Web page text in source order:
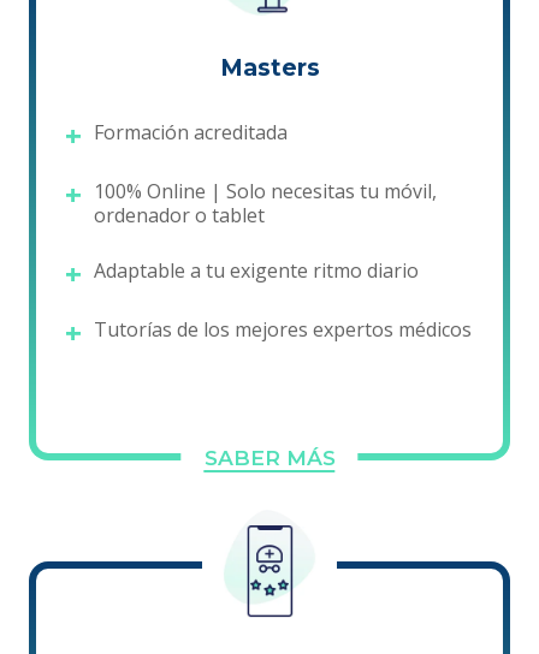
Masters
Formación acreditada
100% Online | Solo necesitas tu móvil,
ordenador o tablet
Adaptable a tu exigente ritmo diario
Tutorías de los mejores expertos médicos
SABER MÁS